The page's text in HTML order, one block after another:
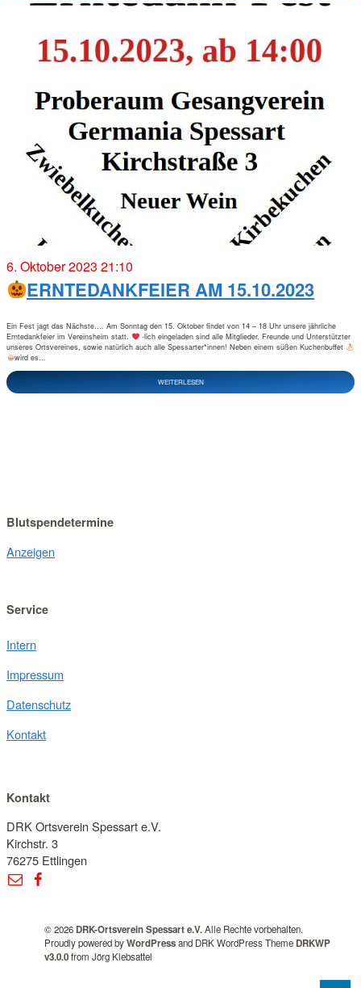
6. Oktober 2023 21:10
ERNTEDANKFEIER AM 15.10.2023
Ein Fest jagt das Nächste…. Am Sonntag den 15. Oktober findet von 14 – 18 Uhr unsere jährliche
Erntedankfeier im Vereinsheim statt.
-lich eingeladen sind alle Mitglieder, Freunde und Unterstützter
unseres Ortsvereines, sowie natürlich auch alle Spessarter*innen! Neben einem süßen Kuchenbuffet
wird es...
WEITERLESEN
Blutspendetermine
Anzeigen
Service
Intern
Impressum
Datenschutz
Kontakt
Kontakt
DRK Ortsverein Spessart e.V.
Kirchstr. 3
76275 Ettlingen
© 2026 DRK-Ortsverein Spessart e.V.Alle Rechte vorbehalten.
Proudly powered byWordPressand DRK WordPress Theme DRKWP
v3.0.0from Jörg Klebsattel